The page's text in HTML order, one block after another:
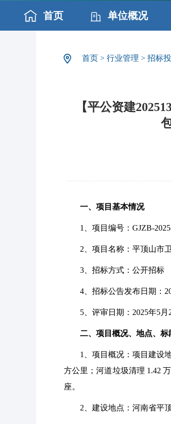
首页 单位概况
首页 > 行业管理 > 招标
【平公资建
一、项目基本情况
1、项目编号：GJZB-
2、项目名称：平顶山市
3、招标方式：公开招标
4、招标公告发布日期：
5、评审日期：2025年5月
二、项目概况、地点、
1、项目概况：项目建设
方公里；河道垃圾清理 1.42
座。
2、建设地点：河南省平